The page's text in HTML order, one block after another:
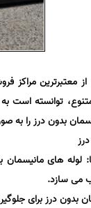
از معتبرترین
توانسته است
بدون درز را
لوله های
می سازد.
بدون درز برای